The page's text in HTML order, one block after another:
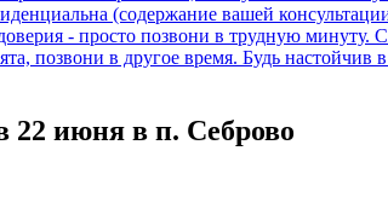
июня в п. Себрово